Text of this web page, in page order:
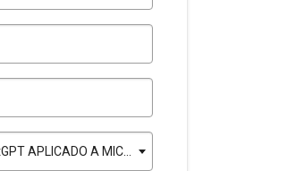
ChatGPT APLICADO A MICROSOFT 365